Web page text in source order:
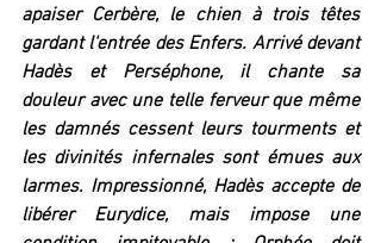
apaiser Cerbère, le chien à trois têtes
gardant l'entrée des Enfers. Arrivé devant
Hadès et Perséphone, il chante sa
douleur avec une telle ferveur que même
les damnés cessent leurs tourments et
les divinités infernales sont émues aux
larmes. Impressionné, Hadès accepte de
libérer Eurydice, mais impose une